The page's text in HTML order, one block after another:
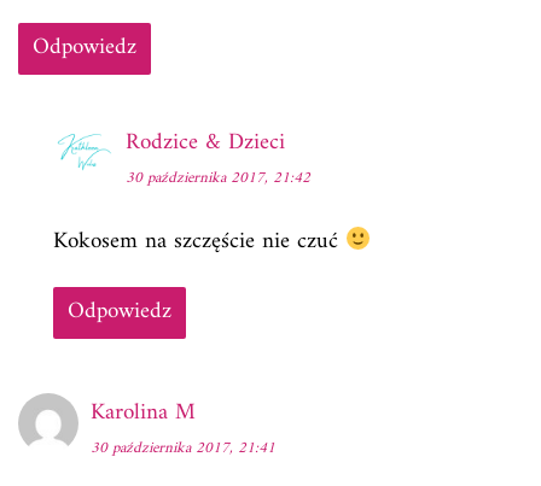
Odpowiedz
Rodzice & Dzieci
30 października 2017, 21:42
Kokosem na szczęście nie czuć
Odpowiedz
Karolina M
30 października 2017, 21:41